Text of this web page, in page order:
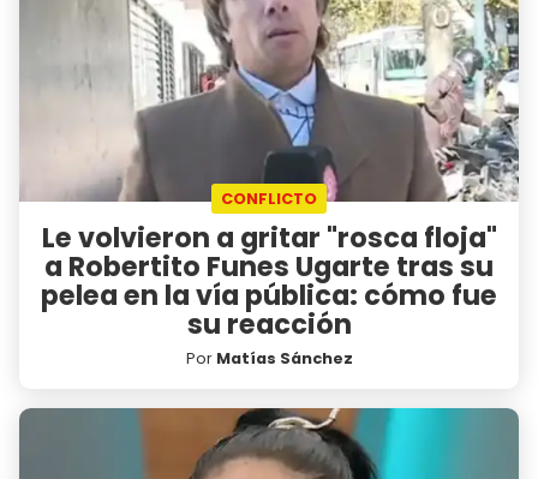
CONFLICTO
Le volvieron a gritar "rosca floja"
a Robertito Funes Ugarte tras su
pelea en la vía pública: cómo fue
su reacción
Por Matías Sánchez